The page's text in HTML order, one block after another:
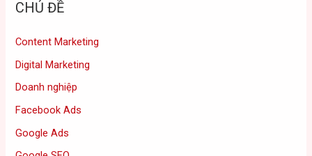
CHỦ ĐỀ
Content Marketing
Digital Marketing
Doanh nghiệp
Facebook Ads
Google Ads